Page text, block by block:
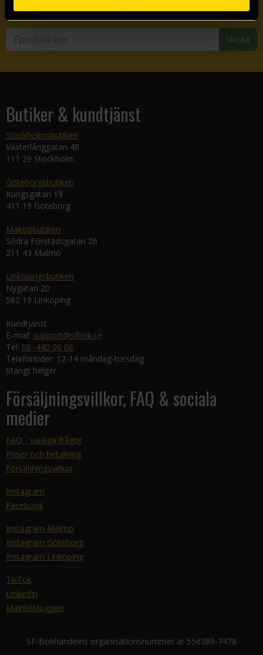
Skicka
Butiker & kundtjänst
Stockholmsbutiken
Västerlånggatan 48
111 29 Stockholm
Göteborgsbutiken
Kungsgatan 19
411 19 Göteborg
Malmöbutiken
Södra Förstadsgatan 26
211 43 Malmö
Linköpingsbutiken
Nygatan 20
582 19 Linköping
Kundtjänst
E-mail: support@sfbok.se
Tel: 08–440 00 66
Telefontider: 12-14 måndag-torsdag
Stängt helger
Försäljningsvillkor, FAQ & sociala
medier
FAQ - vanliga frågor
Priser och betalning
Försäljningsvillkor
Instagram
Facebook
Instagram Malmö
Instagram Göteborg
Instagram Linköping
TikTok
LinkedIn
Malmöbloggen
SF-Bokhandelns organisationsnummer är 556389-7478